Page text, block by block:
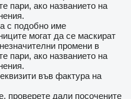
пари, ако названието на
с подобно име
могат да се маскират
промени в
пари, ако названието на
във фактура на
проверете дали посочените